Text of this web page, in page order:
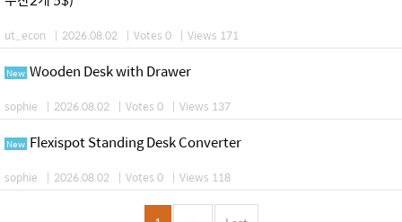
ut_econ | 2026.08.02 | Votes 0 | Views 171
New Wooden Desk with Drawer
sophie | 2026.08.02 | Votes 0 | Views 137
New Flexispot Standing Desk Converter
sophie | 2026.08.02 | Votes 0 | Views 118